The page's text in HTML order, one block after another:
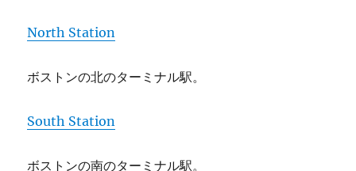
North Station
ボストンの北のターミナル駅。
South Station
ボストンの南のターミナル駅。